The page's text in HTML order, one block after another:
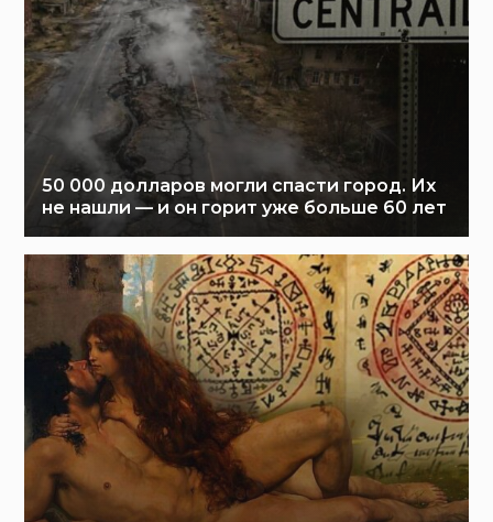
50 000 долларов могли спасти город. Их
не нашли — и он горит уже больше 60 лет